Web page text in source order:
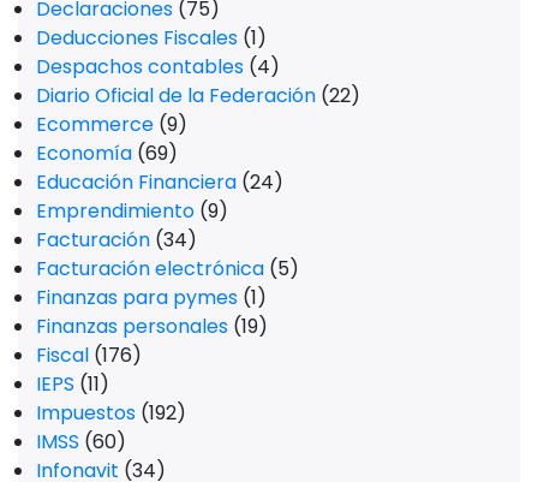
Declaraciones (75)
Deducciones Fiscales (1)
Despachos contables (4)
Diario Oficial de la Federación (22)
Ecommerce (9)
Economía (69)
Educación Financiera (24)
Emprendimiento (9)
Facturación (34)
Facturación electrónica (5)
Finanzas para pymes (1)
Finanzas personales (19)
Fiscal (176)
IEPS (11)
Impuestos (192)
IMSS (60)
Infonavit (34)